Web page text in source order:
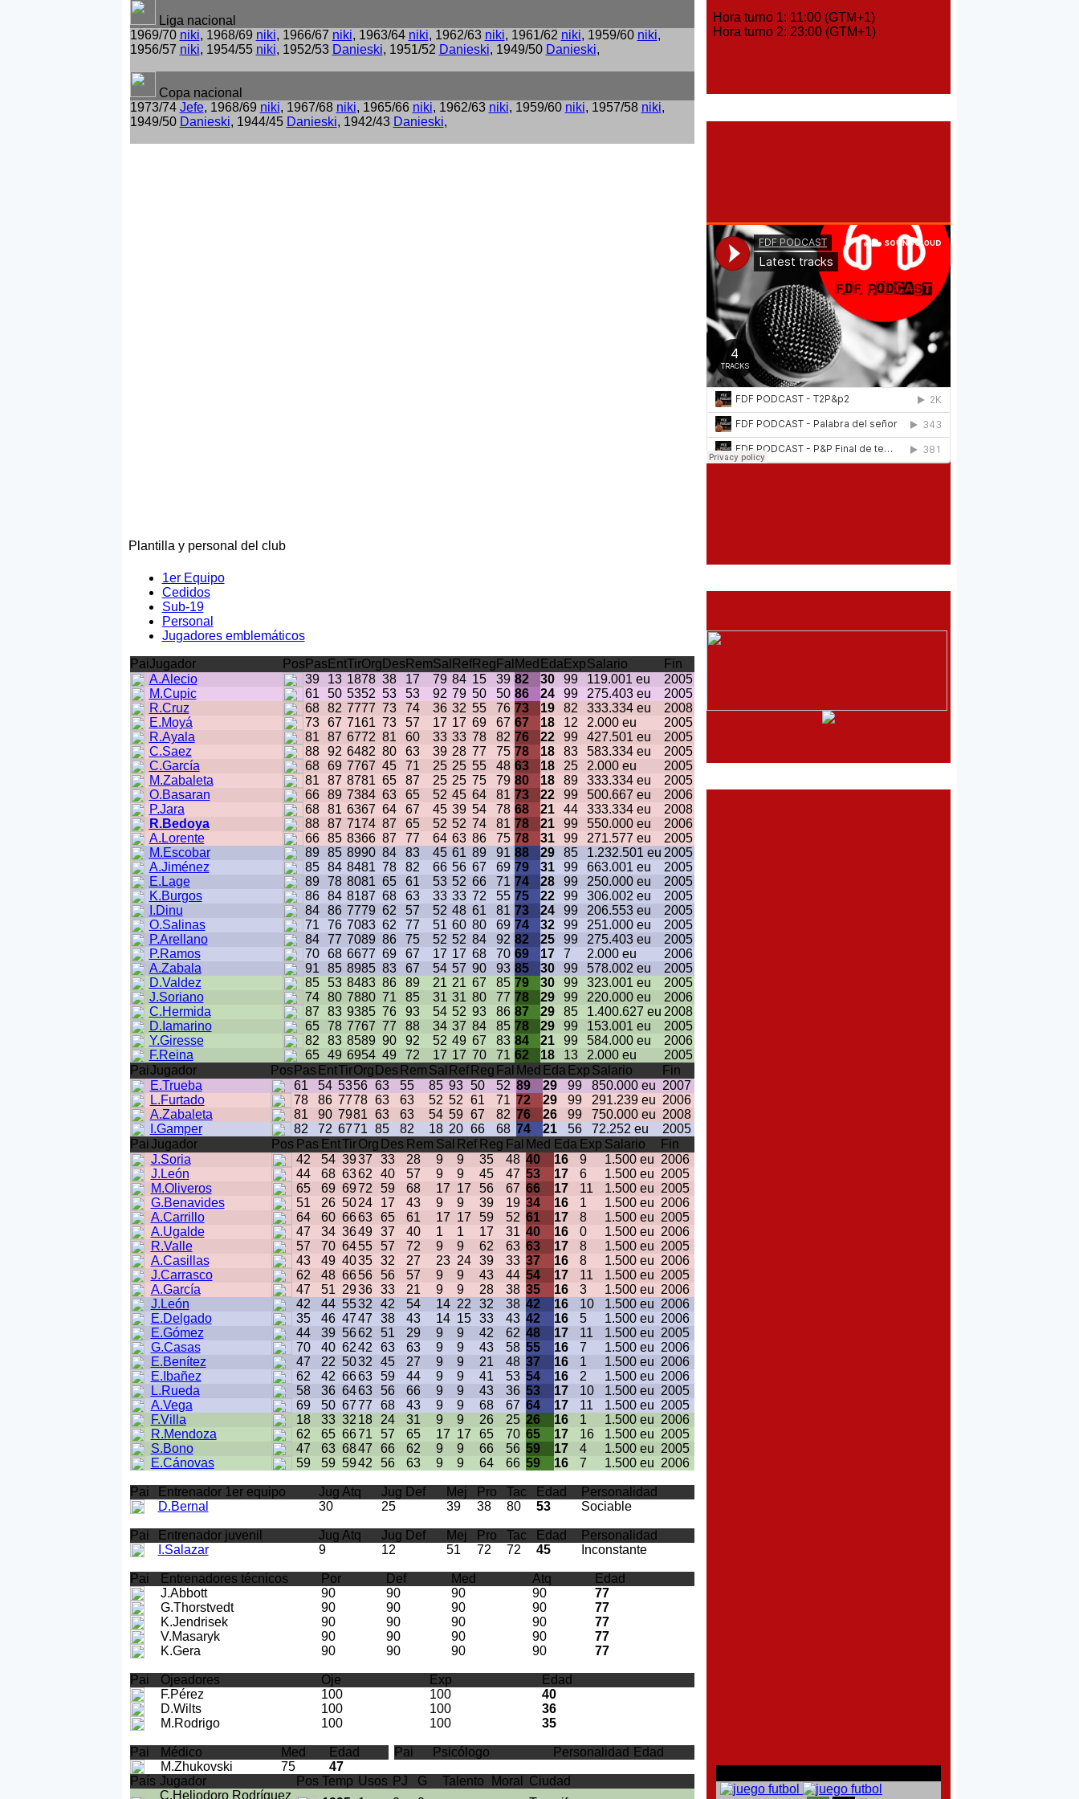
Liga nacional
1969/70 niki, 1968/69 niki, 1966/67 niki, 1963/64 niki, 1962/63 niki, 1961/62 niki, 1959/60 niki,
1956/57 niki, 1954/55 niki, 1952/53 Danieski, 1951/52 Danieski, 1949/50 Danieski,
Copa nacional
1973/74 Jefe, 1968/69 niki, 1967/68 niki, 1965/66 niki, 1962/63 niki, 1959/60 niki, 1957/58 niki,
1949/50 Danieski, 1944/45 Danieski, 1942/43 Danieski,
Plantilla y personal del club
1er Equipo
Cedidos
Sub-19
Personal
Jugadores emblemáticos
PaiJugador Pos Pas EntTirOrg Des RemSal RefReg Fal Med Eda ExpSalario
Fin
A.Alecio
39 13 1878 38 17 79 84 15 39 82 30 99 119.001 eu
2005
M.Cupic
61 50 5352 53 53 92 79 50 50 86 24 99 275.403 eu
2005
R.Cruz
68 82 7777 73 74 36 32 55 76 73 19 82 333.334 eu
2008
E.Moyá
73 67 7161 73 57 17 17 69 67 67 18 12 2.000 eu
2005
R.Ayala
81 87 6772 81 60 33 33 78 82 76 22 99 427.501 eu
2005
C.Saez
88 92 6482 80 63 39 28 77 75 78 18 83 583.334 eu
2005
C.García
68 69 7767 45 71 25 25 55 48 63 18 25 2.000 eu
2005
M.Zabaleta
81 87 8781 65 87 25 25 75 79 80 18 89 333.334 eu
2005
O.Basaran
66 89 7384 63 65 52 45 64 81 73 22 99 500.667 eu
2006
P.Jara
68 81 6367 64 67 45 39 54 78 68 21 44 333.334 eu
2008
R.Bedoya
88 87 7174 87 65 52 52 74 81 78 21 99 550.000 eu
2006
A.Lorente
66 85 8366 87 77 64 63 86 75 78 31 99 271.577 eu
2005
M.Escobar
89 85 8990 84 83 45 61 89 91 88 29 85 1.232.501 eu 2005
A.Jiménez
85 84 8481 78 82 66 56 67 69 79 31 99 663.001 eu
2005
E.Lage
89 78 8081 65 61 53 52 66 71 74 28 99 250.000 eu
2005
K.Burgos
86 84 8187 68 63 33 33 72 55 75 22 99 306.002 eu
2005
I.Dinu
84 86 7779 62 57 52 48 61 81 73 24 99 206.553 eu
2005
O.Salinas
71 76 7083 62 77 51 60 80 69 74 32 99 251.000 eu
2005
P.Arellano
84 77 7089 86 75 52 52 84 92 82 25 99 275.403 eu
2005
P.Ramos
70 68 6677 69 67 17 17 68 70 69 17 7 2.000 eu
2006
A.Zabala
91 85 8985 83 67 54 57 90 93 85 30 99 578.002 eu
2005
D.Valdez
85 53 8483 86 89 21 21 67 85 79 30 99 323.001 eu
2005
J.Soriano
74 80 7880 71 85 31 31 80 77 78 29 99 220.000 eu
2006
C.Hermida
87 83 9385 76 93 54 52 93 86 87 29 85 1.400.627 eu 2008
D.Iamarino
65 78 7767 77 88 34 37 84 85 78 29 99 153.001 eu
2005
Y.Giresse
82 83 8589 90 92 52 49 67 83 84 21 99 584.000 eu
2006
F.Reina
65 49 6954 49 72 17 17 70 71 62 18 13 2.000 eu
2005
PaiJugador Pos Pas EntTirOrg Des Rem Sal Ref Reg Fal Med Eda Exp Salario
Fin
E.Trueba
61 54 5356 63 55 85 93 50 52 89 29 99 850.000 eu 2007
L.Furtado
78 86 7778 63 63 52 52 61 71 72 29 99 291.239 eu 2006
A.Zabaleta
81 90 7981 63 63 54 59 67 82 76 26 99 750.000 eu 2008
I.Gamper
82 72 6771 85 82 18 20 66 68 74 21 56 72.252 eu
2005
PaiJugador Pos Pas EntTir Org Des Rem Sal Ref Reg Fal Med Eda Exp Salario
Fin
J.Soria
42 54 3937 33 28 9 9 35 48 40 16 9 1.500 eu 2006
J.León
44 68 6362 40 57 9 9 45 47 53 17 6 1.500 eu 2005
M.Oliveros
65 69 6972 59 68 17 17 56 67 66 17 11 1.500 eu 2005
G.Benavides
51 26 50 24 17 43 9 9 39 19 34 16 1 1.500 eu 2006
A.Carrillo
64 60 6663 65 61 17 17 59 52 61 17 8 1.500 eu 2005
A.Ugalde
47 34 3649 37 40 1 1 17 31 40 16 0 1.500 eu 2006
R.Valle
57 70 6455 57 72 9 9 62 63 63 17 8 1.500 eu 2005
A.Casillas
43 49 4035 32 27 23 24 39 33 37 16 8 1.500 eu 2006
J.Carrasco
62 48 6656 56 57 9 9 43 44 54 17 11 1.500 eu 2005
A.García
47 51 2936 33 21 9 9 28 38 35 16 3 1.500 eu 2006
J.León
42 44 5532 42 54 14 22 32 38 42 16 10 1.500 eu 2006
E.Delgado
35 46 4747 38 43 14 15 33 43 42 16 5 1.500 eu 2006
E.Gómez
44 39 5662 51 29 9 9 42 62 48 17 11 1.500 eu 2005
G.Casas
70 40 6242 63 63 9 9 43 58 55 16 7 1.500 eu 2006
E.Benítez
47 22 5032 45 27 9 9 21 48 37 16 1 1.500 eu 2006
E.Ibañez
62 42 6663 59 44 9 9 41 53 54 16 2 1.500 eu 2006
L.Rueda
58 36 6463 56 66 9 9 43 36 53 17 10 1.500 eu 2005
A.Vega
69 50 6777 68 43 9 9 68 67 64 17 11 1.500 eu 2005
F.Villa
18 33 32 18 24 31 9 9 26 25 26 16 1 1.500 eu 2006
R.Mendoza
62 65 6671 57 65 17 17 65 70 65 17 16 1.500 eu 2005
S.Bono
47 63 6847 66 62 9 9 66 56 59 17 4 1.500 eu 2005
E.Cánovas
59 59 5942 56 63 9 9 64 66 59 16 7 1.500 eu 2006
Pai Entrenador 1er equipo Jug Atq Jug Def Mej Pro Tac Edad
Personalidad
D.Bernal
30 25 39 38 80 53 Sociable
Pai Entrenador juvenil Jug Atq Jug Def Mej Pro Tac Edad
Personalidad
I.Salazar
9 12 51 72 72 45 Inconstante
Pai Entrenadores técnicos Por Def Med Atq
Edad
J.Abbott
90 90 90 90
77
G.Thorstvedt
90 90 90 90
77
K.Jendrisek
90 90 90 90
77
V.Masaryk
90 90 90 90
77
K.Gera
90 90 90 90 77
Pai Ojeadores Oje Exp
Edad
F.Pérez
100 100
40
D.Wilts
100 100
36
M.Rodrigo
100 100 35
Pai Médico Med Edad Pai Psicólogo Personalidad
Edad
M.Zhukovski
75
47
País Jugador Pos Temp Usos PJ G Talento Moral
Ciudad
C.Heliodoro Rodríguez
Hora turno 1: 11:00 (GTM+1)
Hora turno 2: 23:00 (GTM+1)